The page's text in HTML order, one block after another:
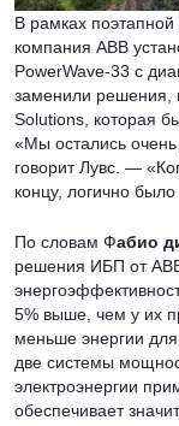
В рамках
компания ABB
PowerWave-33 с
заменили решения,
Solutions, которая
«Мы остались
говорит Лувс. —
концу, логично
По словам Фабио
решения ИБП от
5% выше, чем у их
меньше энергии
две системы
электроэнергии
обеспечивает